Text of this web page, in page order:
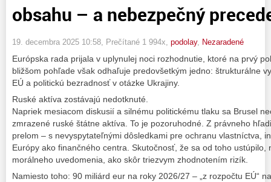
obsahu – a nebezpečný
19. decembra 2025 10:58 , Prečítané 1 994x, podolay, Nezaradené
Európska rada prijala v uplynulej noci rozhodnutie, ktoré na prvý
bližšom pohľade však odhaľuje predovšetkým jedno: štrukturálne
EÚ a politickú bezradnosť v otázke Ukrajiny.
Ruské aktíva zostávajú nedotknuté.
Napriek mesiacom diskusií a silnému politickému tlaku sa Brusel
zmrazené ruské štátne aktíva. To je pozoruhodné. Z právneho
prelom – s nevyspytateľnými dôsledkami pre ochranu vlastníctva,
Európy ako finančného centra. Skutočnosť, že sa od toho ustúpilo,
morálneho uvedomenia, ako skôr triezvym zhodnotením rizík.
Namiesto toho: 90 miliárd eur na roky 2026/27 – „z rozpočtu EÚ“